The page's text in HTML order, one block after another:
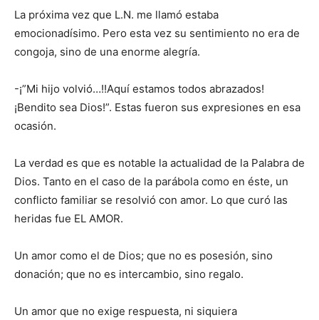
La próxima vez que L.N. me llamó estaba
emocionadísimo. Pero esta vez su sentimiento no era de
congoja, sino de una enorme alegría.
-¡”Mi hijo volvió…!!Aquí estamos todos abrazados!
¡Bendito sea Dios!”. Estas fueron sus expresiones en esa
ocasión.
La verdad es que es notable la actualidad de la Palabra de
Dios. Tanto en el caso de la parábola como en éste, un
conflicto familiar se resolvió con amor. Lo que curó las
heridas fue EL AMOR.
Un amor como el de Dios; que no es posesión, sino
donación; que no es intercambio, sino regalo.
Un amor que no exige respuesta, ni siquiera